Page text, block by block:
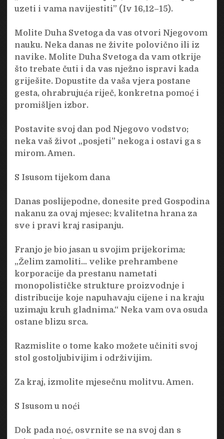
uzeti i vama navijestiti” (Iv 16,12–15).
Molite Duha Svetoga da vas otvori Njegovom
nauku. Neka danas ne živite polovično ili iz
navike. Molite Duha Svetoga da vam otkrije
što trebate čuti i da vas nježno ispravi kada
griješite. Dopustite da vaša vjera postane
gesta, ohrabrujuća riječ, konkretna pomoć i
promišljen izbor.
Postavite svoj dan pod Njegovo vodstvo;
neka vaš život „posjeti” nekoga i ostavi ga s
mirom. Amen.
S Isusom tijekom dana
Danas poslijepodne, donesite pred Gospodina
nakanu za ovaj mjesec: kvalitetna hrana za
sve i pravi kraj rasipanju.
Franjo je bio jasan u svojim prijekorima:
„Želim zamoliti… velike prehrambene
korporacije da prestanu nametati
monopolističke strukture proizvodnje i
distribucije koje napuhavaju cijene i na kraju
uzimaju kruh gladnima.“ Neka vam ova osuda
ostane blizu srca.
Razmislite o tome kako možete učiniti svoj
stol gostoljubivijim i održivijim.
Za kraj, izmolite mjesečnu molitvu. Amen.
S Isusom u noći
Dok pada noć, osvrnite se na svoj dan s